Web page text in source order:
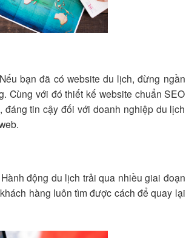
bạn đã có website du lịch, đừng ngần
Cùng với đó thiết kế website chuẩn SEO
tin cậy đối với doanh nghiệp du lịch
động du lịch trải qua nhiều giai đoạn
hàng luôn tìm được cách để quay lại